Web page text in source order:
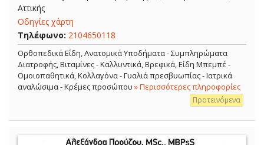
Αττικής
Οδηγίες χάρτη
Τηλέφωνο: 2104650118
Ορθοπεδικά Είδη, Ανατομικά Υποδήματα - Συμπληρώματα
Διατροφής, Βιταμίνες - Καλλυντικά, Βρεφικά, Είδη Μπεμπέ -
Ομοιοπαθητικά, Κολλαγόνα - Γυαλιά πρεσβυωπίας - Ιατρικά
αναλώσιμα - Κρέμες προσώπου » Περισσότερες πληροφορίες
Προτεινόμενα